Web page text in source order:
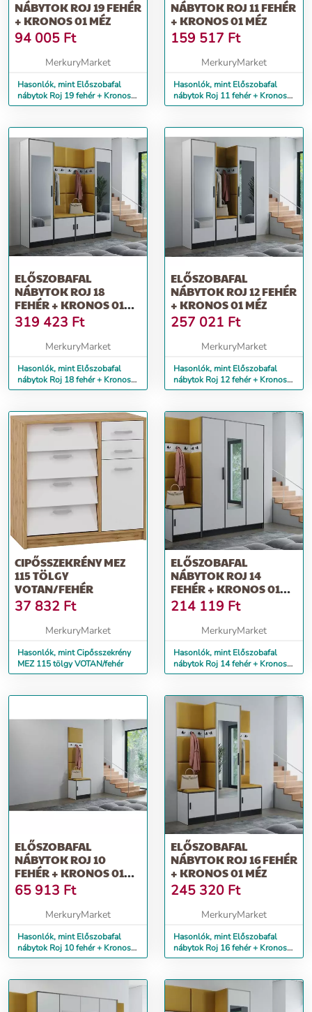
NÁBYTOK ROJ 19 FEHÉR
+ KRONOS 01 MÉZ
94 005 Ft
MerkuryMarket
Hasonlók, mint Előszobafal
nábytok Roj 19 fehér + Kronos
01 méz
NÁBYTOK ROJ 11 FEHÉR
+ KRONOS 01 MÉZ
159 517 Ft
MerkuryMarket
Hasonlók, mint Előszobafal
nábytok Roj 11 fehér + Kronos
01 méz
ELŐSZOBAFAL
NÁBYTOK ROJ 18
FEHÉR + KRONOS 01
MÉZ
319 423 Ft
MerkuryMarket
Hasonlók, mint Előszobafal
nábytok Roj 18 fehér + Kronos
01 méz
ELŐSZOBAFAL
NÁBYTOK ROJ 12 FEHÉR
+ KRONOS 01 MÉZ
257 021 Ft
MerkuryMarket
Hasonlók, mint Előszobafal
nábytok Roj 12 fehér + Kronos
01 méz
CIPŐSSZEKRÉNY MEZ
115 TÖLGY
VOTAN/FEHÉR
37 832 Ft
MerkuryMarket
Hasonlók, mint Cipősszekrény
MEZ 115 tölgy VOTAN/fehér
ELŐSZOBAFAL
NÁBYTOK ROJ 14
FEHÉR + KRONOS 01
MÉZ
214 119 Ft
MerkuryMarket
Hasonlók, mint Előszobafal
nábytok Roj 14 fehér + Kronos
01 méz
ELŐSZOBAFAL
NÁBYTOK ROJ 10
FEHÉR + KRONOS 01
MÉZ
65 913 Ft
MerkuryMarket
Hasonlók, mint Előszobafal
nábytok Roj 10 fehér + Kronos
01 méz
ELŐSZOBAFAL
NÁBYTOK ROJ 16 FEHÉR
+ KRONOS 01 MÉZ
245 320 Ft
MerkuryMarket
Hasonlók, mint Előszobafal
nábytok Roj 16 fehér + Kronos
01 méz